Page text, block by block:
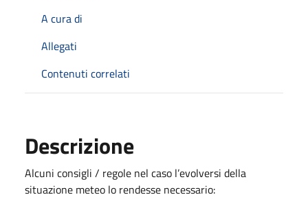
A cura di
Allegati
Contenuti correlati
Descrizione
Alcuni consigli / regole nel caso l’evolversi della
situazione meteo lo rendesse necessario: